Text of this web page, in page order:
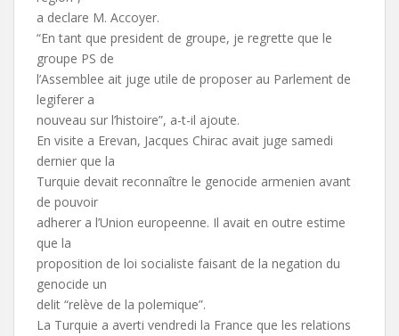
a declare M. Accoyer.
“En tant que president de groupe, je regrette que le
groupe PS de
l’Assemblee ait juge utile de proposer au Parlement de
legiferer a
nouveau sur l’histoire”, a-t-il ajoute.
En visite a Erevan, Jacques Chirac avait juge samedi
dernier que la
Turquie devait reconnaître le genocide armenien avant
de pouvoir
adherer a l’Union europeenne. Il avait en outre estime
que la
proposition de loi socialiste faisant de la negation du
genocide un
delit “relève de la polemique”.
La Turquie a averti vendredi la France que les relations